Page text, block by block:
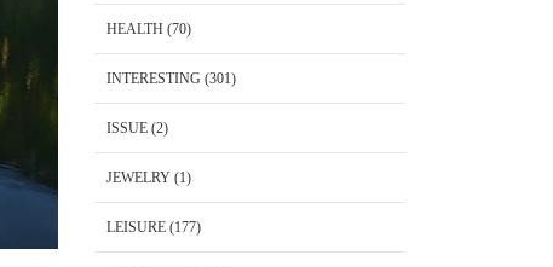
HEALTH (70)
INTERESTING (301)
ISSUE(2)
JEWELRY(1)
LEISURE(177)